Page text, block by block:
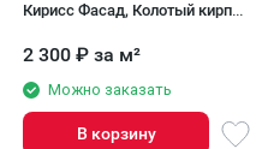
Кирисс Фасад, Колотый кирпич
2 300 ₽ за м²
Можно заказать
В корзину